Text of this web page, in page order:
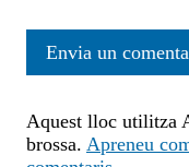
Aquest lloc utilitza
brossa. Apreneu